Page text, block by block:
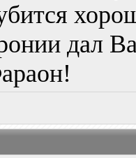
дал